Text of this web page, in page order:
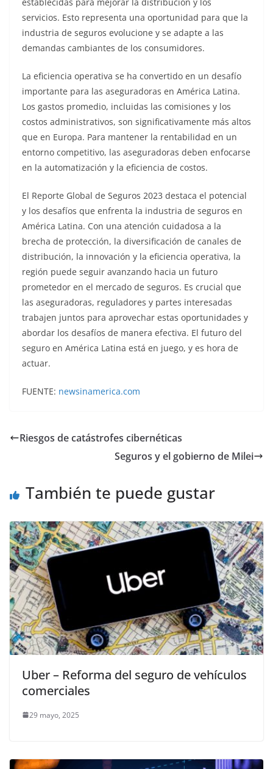
servicios. Esto representa una oportunidad para que la
industria de seguros evolucione y se adapte a las
demandas cambiantes de los consumidores.
La eficiencia operativa se ha convertido en un desafío
importante para las aseguradoras en América Latina.
Los gastos promedio, incluidas las comisiones y los
costos administrativos, son significativamente más altos
que en Europa. Para mantener la rentabilidad en un
entorno competitivo, las aseguradoras deben enfocarse
en la automatización y la eficiencia de costos.
El Reporte Global de Seguros 2023 destaca el potencial
y los desafíos que enfrenta la industria de seguros en
América Latina. Con una atención cuidadosa a la
brecha de protección, la diversificación de canales de
distribución, la innovación y la eficiencia operativa, la
región puede seguir avanzando hacia un futuro
prometedor en el mercado de seguros. Es crucial que
las aseguradoras, reguladores y partes interesadas
trabajen juntos para aprovechar estas oportunidades y
abordar los desafíos de manera efectiva. El futuro del
seguro en América Latina está en juego, y es hora de
actuar.
FUENTE: newsinamerica.com
Riesgos de catástrofes cibernéticas
Seguros y el gobierno de Milei
También te puede gustar
Uber – Reforma del seguro de vehículos
comerciales
29 mayo, 2025